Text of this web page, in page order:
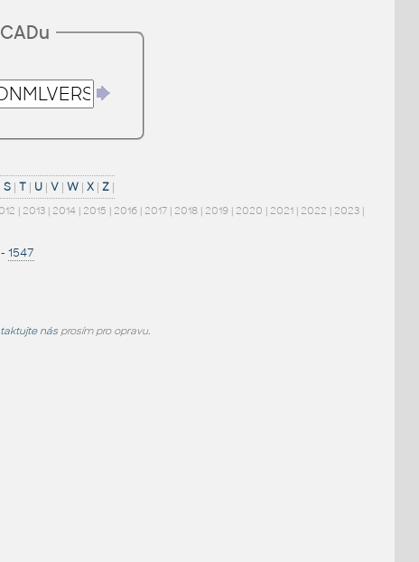
|S |T | U |V |W |X |Z |
| 2013| 2014| 2015 | 2016| 2017| 2018| 2019| 2020 | 2021| 2022 | 2023|
-1547
násprosím pro opravu.